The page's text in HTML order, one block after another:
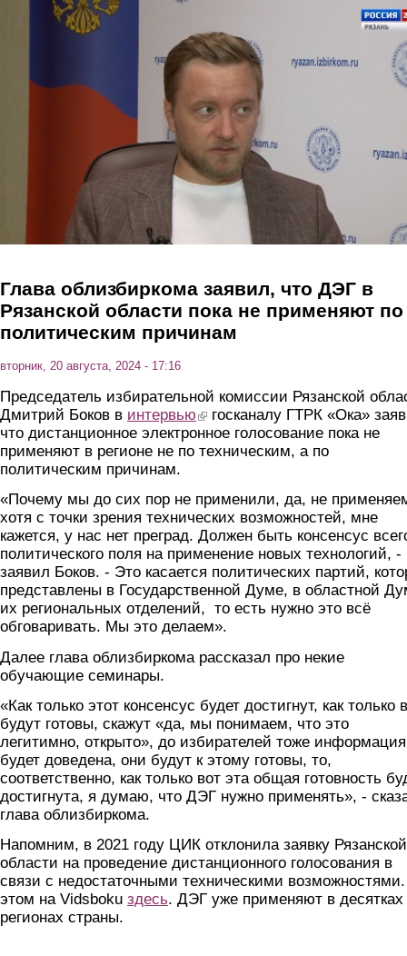
Перейти к основному содержанию
Глава облизбиркома заявил, что ДЭГ в
Рязанской области пока не применяют по
политическим причинам
вторник, 20 августа, 2024 - 17:16
Председатель избирательной комиссии Рязанской
Дмитрий Боков в интервью (link is external)
госканалу ГТРК «Ока»
что дистанционное электронное голосование пока не
применяют в регионе не по техническим, а по
политическим причинам.
«Почему мы до сих пор не применили, да, не
хотя с точки зрения технических возможностей, мне
кажется, у нас нет преград. Должен быть консенсус
политического поля на применение новых технологий, -
заявил Боков. - Это касается политических партий,
представлены в Государственной Думе, в областной
их региональных отделений, то есть нужно это всё
обговаривать. Мы это делаем».
Далее глава облизбиркома рассказал про некие
обучающие семинары.
«Как только этот консенсус будет достигнут, как только
будут готовы, скажут «да, мы понимаем, что это
легитимно, открыто», до избирателей тоже информация
будет доведена, они будут к этому готовы, то,
соответственно, как только вот эта общая готовность
достигнута, я думаю, что ДЭГ нужно применять», -
глава облизбиркома.
Напомним, в 2021 году ЦИК отклонила заявку Рязанской
области на проведение дистанционного голосования в
связи с недостаточными техническими
этом на Vidsboku здесь. ДЭГ уже применяют в десятках
регионах страны.